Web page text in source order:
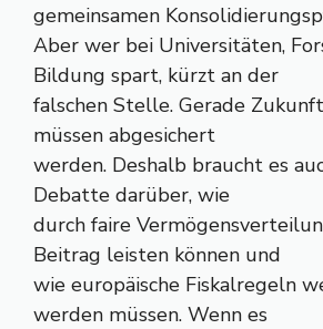
gemeinsamen
Aber wer bei Universitäten,
Bildung spart, kürzt an der
falschen Stelle. Gerade
müssen abgesichert
werden. Deshalb braucht es
Debatte darüber, wie
durch faire
Beitrag leisten können und
wie europäische Fiskalregeln
werden müssen. Wenn es